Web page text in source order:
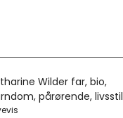
Wilder far, bio,
pårørende, livsstil